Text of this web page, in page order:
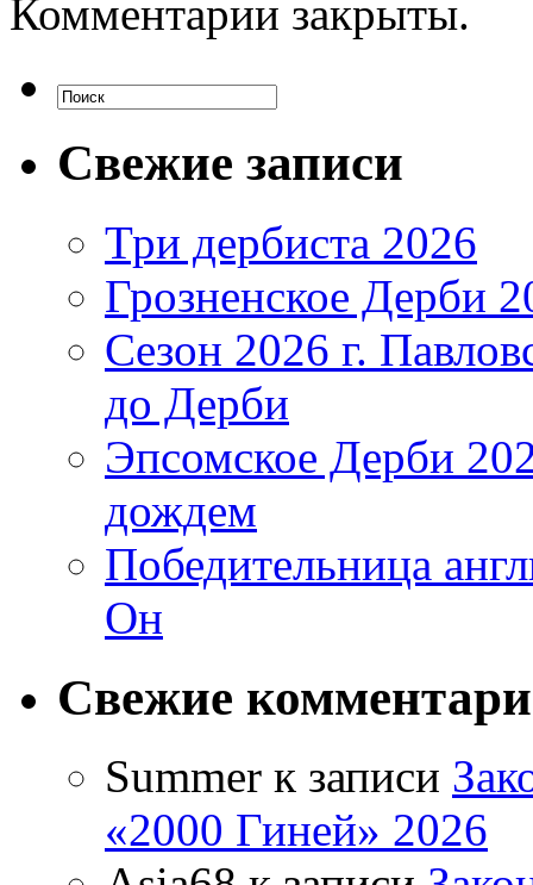
Комментарии закрыты.
Свежие записи
Три дербиста 2026
Грозненское Дерби
Сезон 2026 г.
до Дерби
Эпсомское Дерби
дождем
Победительница
Он
Свежие
Summer к записи
«2000 Гиней» 2026